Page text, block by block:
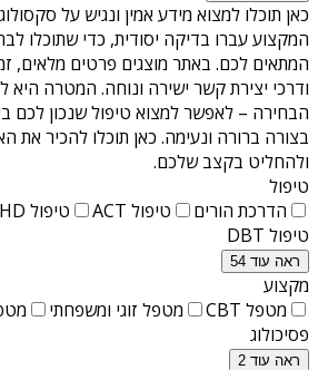
כאן תוכלו למצוא מידע אמין ונגיש על
המקצוע עברו בדיקה יסודית, כדי שתוכלו
המתאים לכם. באתר מוצגים פרטים מלאים,
ודרכי יצירת קשר ישירה ונוחה. המטרה
הבחירה – לאפשר למצוא טיפול שנכון לכם
בצורה ברורה ונעימה. כאן תוכלו להכיר את
ולהחליט בקצב שלכם.
טיפול
הדרכת הורים
טיפול ACT טיפול ADHD
טיפול DBT
ראה עוד 54
מקצוע
מטפל CBT
מטפל זוגי ומשפחתי
פסיכולוג
ראה עוד 2